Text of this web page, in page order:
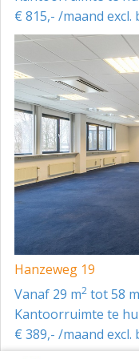
vermelde gegevens
Nadrukkelijk is
offerte mag worden
€ 815,- /maand excl.
Hanzeweg 19
vanaf 29 m2 tot 58 m
Kantoorruimte te
€ 389,- /maand excl.